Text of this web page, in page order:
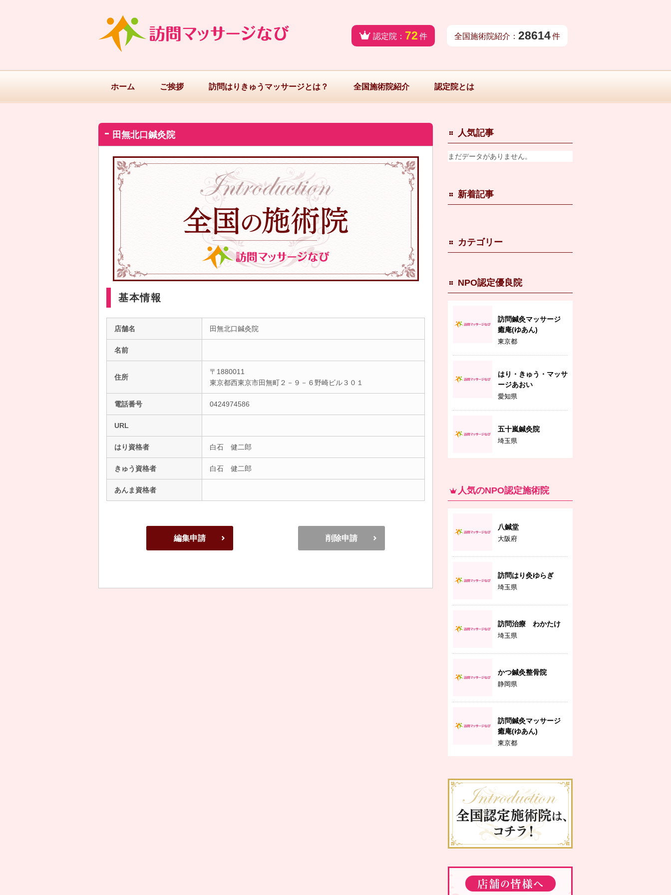
認定院： 72 件 全国施術院紹介： 28614件
ホーム ご挨拶 訪問はりきゅうマッサージとは？ 全国施術院紹介 認定院とは
田無北口鍼灸院
基本情報
店舗名 田無北口鍼灸院
名前
住所
〒1880011
東京都西東京市田無町２－９－６野崎ビル３０１
電話番号 0424974586
URL
はり資格者 白石 健二郎
きゅう資格者 白石 健二郎
あんま資格者
編集申請 削除申請
人気記事
まだデータがありません。
新着記事
カテゴリー
NPO認定優良院
訪問鍼灸マッサージ
癒庵(ゆあん)
東京都
はり・きゅう・マッサ
ージあおい
愛知県
五十嵐鍼灸院
埼玉県
人気のNPO認定施術院
八鍼堂
大阪府
訪問はり灸ゆらぎ
埼玉県
訪問治療 わかたけ
埼玉県
かつ鍼灸整骨院
静岡県
訪問鍼灸マッサージ
癒庵(ゆあん)
東京都